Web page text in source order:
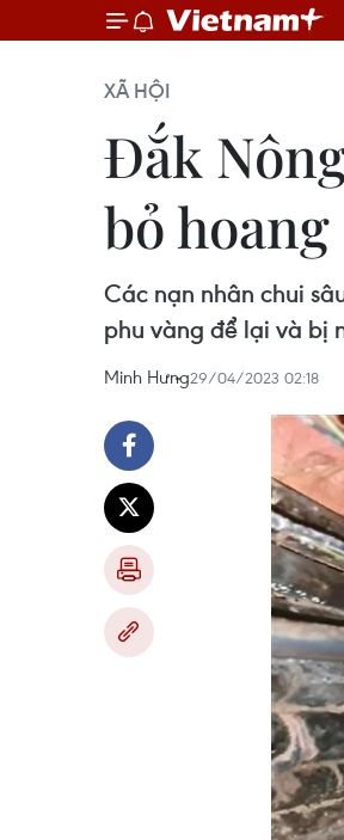
XÃ HỘI
Đắk
bỏ hoang
Các nạn nhân chui
phu vàng để lại và bị
Minh Hưng29/04/2023 02:18